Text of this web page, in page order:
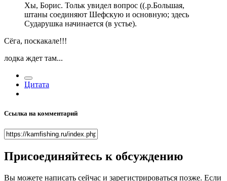
Хы, Борис. Тольк увидел вопрос ((.р.Большая,
штаны соединяют Шефскую и основную; здесь
Сударушка начинается (в устье).
Сёга, поскакале!!!
лодка ждет там...
Цитата
Ссылка на комментарий
Присоединяйтесь к обсуждению
Вы можете написать сейчас и зарегистрироваться позже. Если